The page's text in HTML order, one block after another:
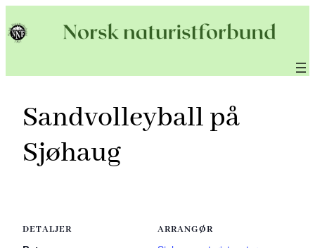
til
Sandvolleyball på
Sjøhaug
DETALJER ARRANGØR